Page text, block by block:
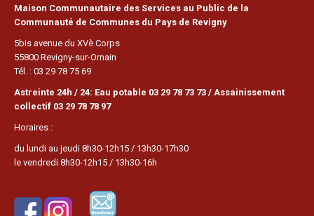
Maison Communautaire des Services au Public de la
Communauté de Communes du Pays de Revigny
5bis avenue du XVè Corps
55800 Revigny-sur-Ornain
Tél. : 03 29 78 75 69
Astreinte 24h / 24: Eau potable 03 29 78 73 73 / Assainissement
collectif 03 29 78 78 97
Horaires :
du lundi au jeudi 8h30-12h15 / 13h30-17h30
le vendredi 8h30-12h15 / 13h30-16h